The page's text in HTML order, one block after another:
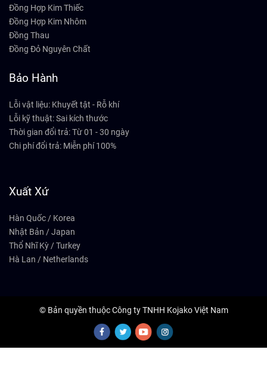
Đồng Hợp Kim Thiếc
Đồng Hợp Kim Nhôm
Đồng Thau
Đồng Đỏ Nguyên Chất
Bảo Hành
Lỗi vật liệu: Khuyết tật - Rỗ khí
Lỗi kỹ thuật: Sai kích thước
Thời gian đổi trả: Từ 01 - 30 ngày
Chi phí đổi trả: Miễn phí 100%
Xuất Xứ
Hàn Quốc / Korea
Nhật Bản / Japan
Thổ Nhĩ Kỳ / Turkey
Hà Lan / Netherlands
© Bản quyền thuộc Công ty TNHH Kojako Việt Nam